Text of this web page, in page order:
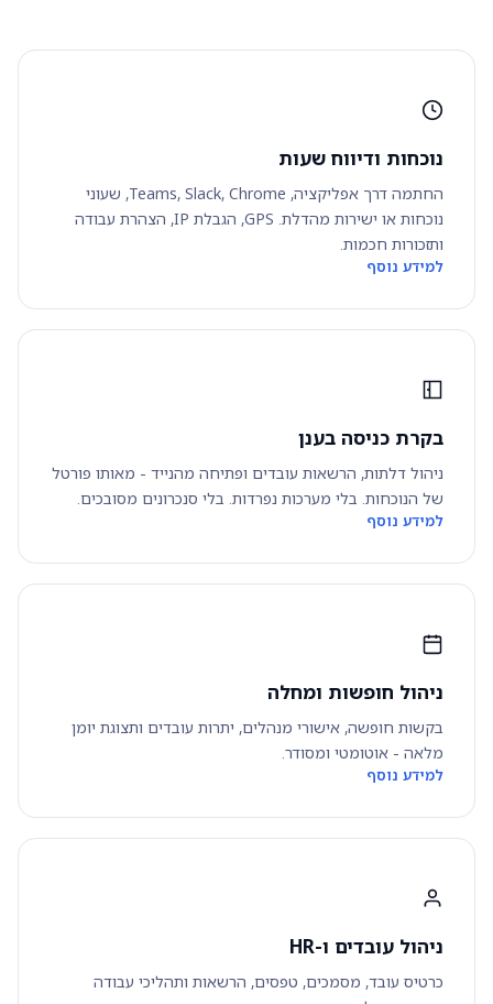
נוכחות ודיווח שעות
החתמה דרך אפליקציה, Teams, Slack, Chrome, שעוני
נוכחות או ישירות מהדלת. GPS, הגבלת IP, הצהרת עבודה
ותזכורות חכמות.
למידע נוסף
בקרת כניסה בענן
ניהול דלתות, הרשאות עובדים ופתיחה מהנייד - מאותו פורטל
של הנוכחות. בלי מערכות נפרדות. בלי סנכרונים מסובכים.
למידע נוסף
ניהול חופשות ומחלה
בקשות חופשה, אישורי מנהלים, יתרות עובדים ותצוגת יומן
מלאה - אוטומטי ומסודר.
למידע נוסף
ניהול עובדים ו-HR
כרטיס עובד, מסמכים, טפסים, הרשאות ותהליכי עבודה